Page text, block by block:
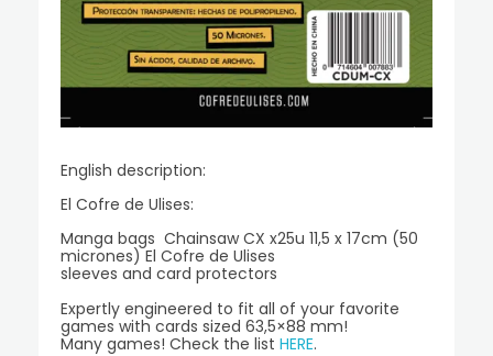
English description:
El Cofre de Ulises:
Manga bags Chainsaw CX x25u 11,5 x 17cm (50
micrones) El Cofre de Ulises
sleeves and card protectors
Expertly engineered to fit all of your favorite
games with cards sized 63,5×88 mm!
Many games! Check the list HERE.